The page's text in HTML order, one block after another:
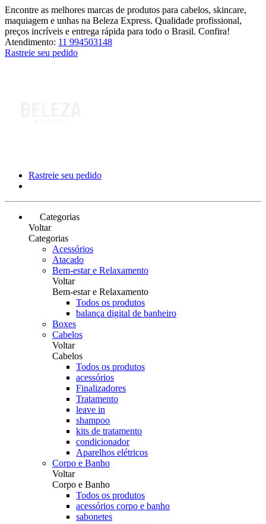
Encontre as melhores marcas de produtos para cabelos, skincare,
maquiagem e unhas na Beleza Express. Qualidade profissional,
preços incríveis e entrega rápida para todo o Brasil. Confira!
Atendimento: 11 994503148
Rastreie seu pedido
Rastreie seu pedido
Categorias
Voltar
Categorias
Acessórios
Atacado
Bem-estar e Relaxamento
Voltar
Bem-estar e Relaxamento
Todos os produtos
balança digital de banheiro
Boxes
Cabelos
Voltar
Cabelos
Todos os produtos
acessórios
Finalizadores
Tratamento
leave in
shampoo
kits de tratamento
condicionador
Aparelhos elétricos
Corpo e Banho
Voltar
Corpo e Banho
Todos os produtos
acessórios corpo e banho
sabonetes